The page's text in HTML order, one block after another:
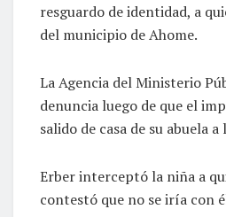
resguardo de identidad, a
del municipio de Ahome.
La Agencia del Ministerio
denuncia luego de que el
salido de casa de su abuela
Erber interceptó la niña a
contestó que no se iría con